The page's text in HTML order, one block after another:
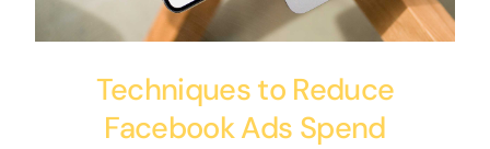
Techniques to Reduce
Facebook Ads Spend